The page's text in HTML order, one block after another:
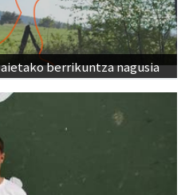
berrikuntza nagusia